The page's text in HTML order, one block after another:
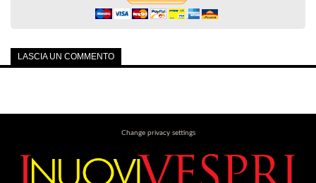
LASCIA UN COMMENTO
Change privacy settings